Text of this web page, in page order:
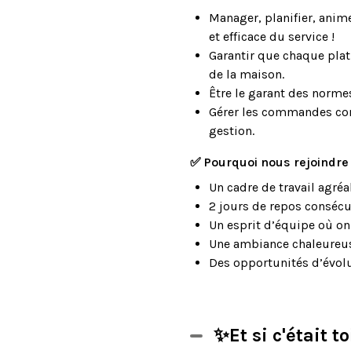
Manager, planifier,
et efficace du service !
Garantir que chaque
de la maison.
Être le garant des
Gérer les commandes
gestion.
✅ Pourquoi nous rejoindre
Un cadre de travail
2 jours de repos
Un esprit d’équipe où
Une ambiance
Des opportunités
✨Et si c'était